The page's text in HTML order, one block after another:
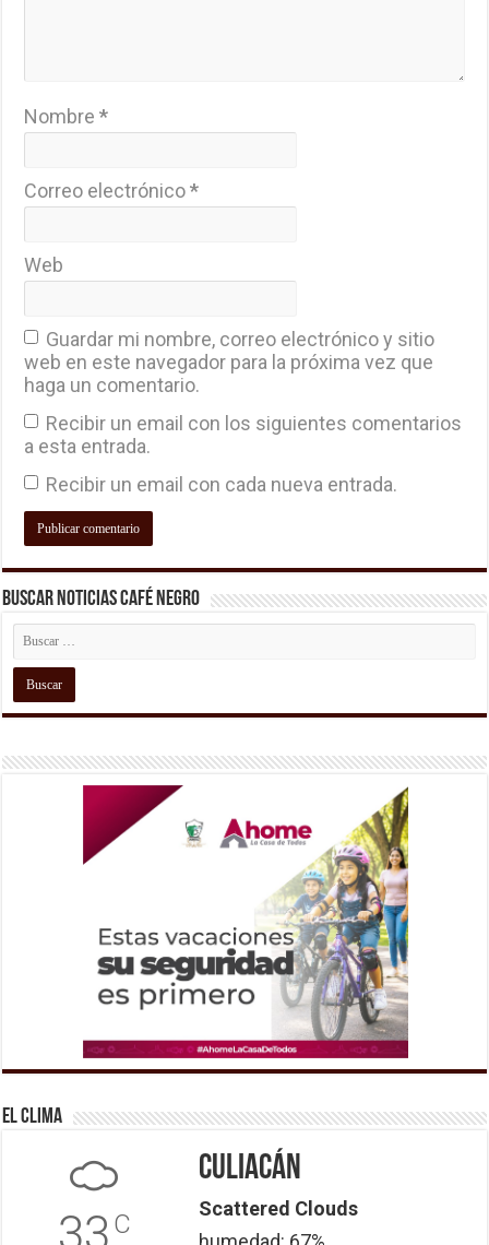
Nombre*
Correo electrónico*
Web
Guardar mi nombre, correo electrónico y sitio
web en este navegador para la próxima vez que
haga un comentario.
Recibir un email con los siguientes comentarios
a esta entrada.
Recibir un email con cada nueva entrada.
Buscar Noticias Café Negro
El Clima
33 C
Culiacán
Scattered Clouds